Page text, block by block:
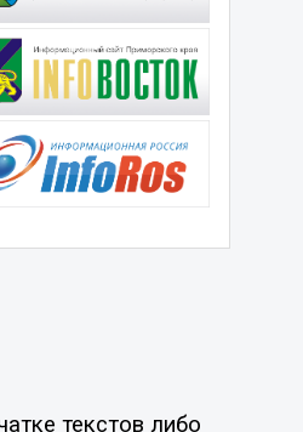
текстов либо